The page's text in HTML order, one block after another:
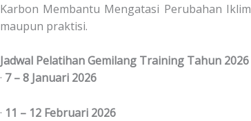
Karbon Membantu Mengatasi Perubahan
maupun praktisi.
Jadwal Pelatihan Gemilang Training Tahun 2026
· 7 – 8 Januari 2026
· 11 – 12 Februari 2026